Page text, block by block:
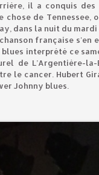
il a conquis des
chose de
dans la nuit du mardi
française
blues interprété ce
de L’Argentière-
le cancer. Hubert
Johnny blues.